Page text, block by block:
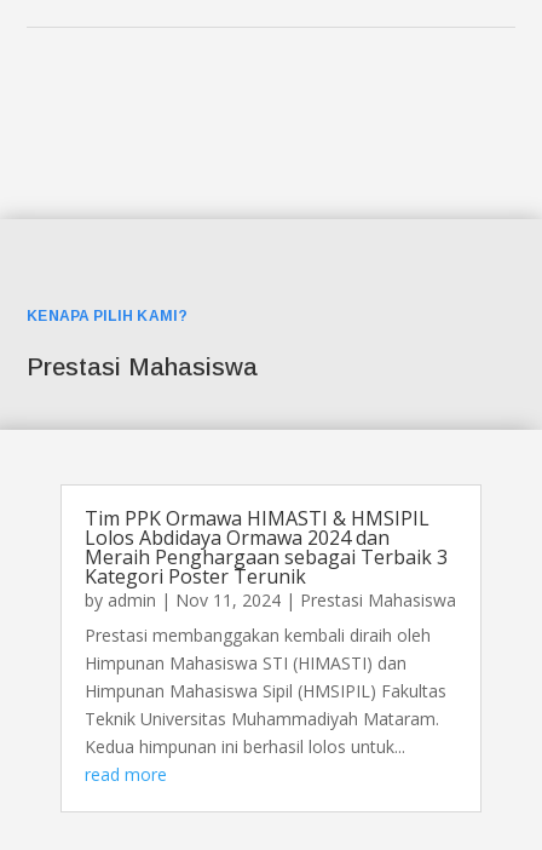
KENAPA PILIH KAMI?
Prestasi Mahasiswa
Tim PPK Ormawa HIMASTI & HMSIPIL
Lolos Abdidaya Ormawa 2024 dan
Meraih Penghargaan sebagai Terbaik 3
Kategori Poster Terunik
by admin | Nov 11, 2024 | Prestasi Mahasiswa
Prestasi membanggakan kembali diraih oleh
Himpunan Mahasiswa STI (HIMASTI) dan
Himpunan Mahasiswa Sipil (HMSIPIL) Fakultas
Teknik Universitas Muhammadiyah Mataram.
Kedua himpunan ini berhasil lolos untuk...
read more